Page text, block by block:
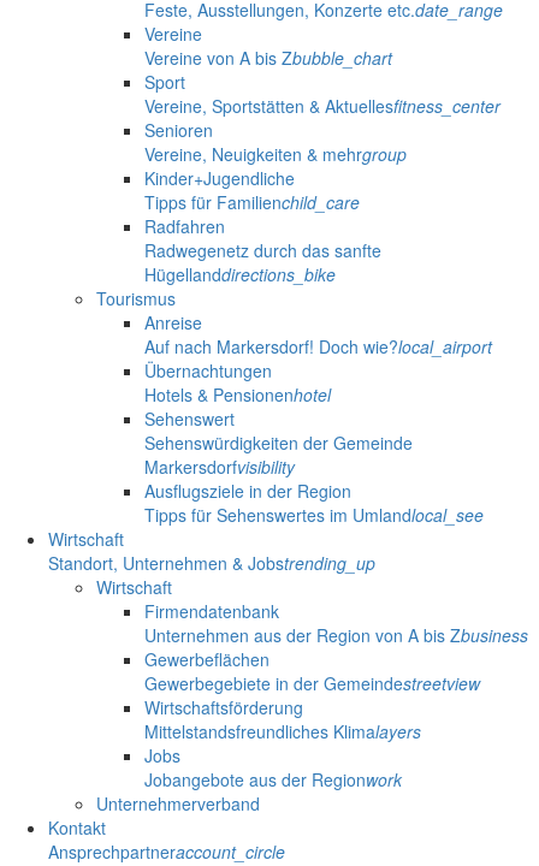
Feste, Ausstellungen, Konzerte etc.date_range
Vereine
Vereine von A bis Zbubble_chart
Sport
Vereine, Sportstätten & Aktuellesfitness_center
Senioren
Vereine, Neuigkeiten & mehrgroup
Kinder+Jugendliche
Tipps für Familienchild_care
Radfahren
Radwegenetz durch das sanfte
Hügellanddirections_bike
Tourismus
Anreise
Auf nach Markersdorf! Doch wie?local_airport
Übernachtungen
Hotels & Pensionenhotel
Sehenswert
Sehenswürdigkeiten der Gemeinde
Markersdorfvisibility
Ausflugsziele in der Region
Tipps für Sehenswertes im Umlandlocal_see
Wirtschaft
Standort, Unternehmen & Jobstrending_up
Wirtschaft
Firmendatenbank
Unternehmen aus der Region von A bis Zbusiness
Gewerbeflächen
Gewerbegebiete in der Gemeindestreetview
Wirtschaftsförderung
Mittelstandsfreundliches Klimalayers
Jobs
Jobangebote aus der Regionwork
Unternehmerverband
Kontakt
Ansprechpartneraccount_circle